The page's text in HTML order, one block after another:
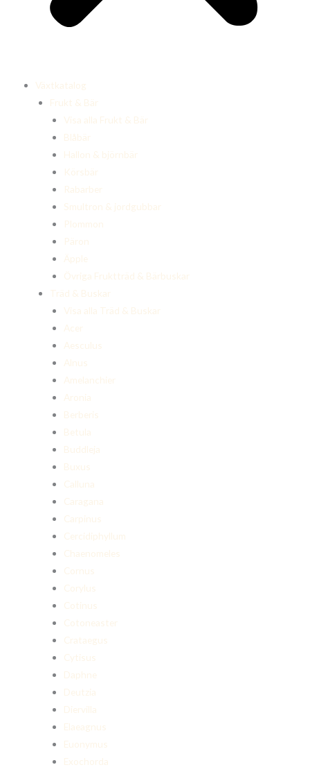
Växtkatalog
Frukt & Bär
Visa alla Frukt & Bär
Blåbär
Hallon & björnbär
Körsbär
Rabarber
Smultron & jordgubbar
Plommon
Päron
Äpple
Övriga Fruktträd & Bärbuskar
Träd & Buskar
Visa alla Träd & Buskar
Acer
Aesculus
Alnus
Amelanchier
Aronia
Berberis
Betula
Buddleja
Buxus
Calluna
Caragana
Carpinus
Cercidiphyllum
Chaenomeles
Cornus
Corylus
Cotinus
Cotoneaster
Crataegus
Cytisus
Daphne
Deutzia
Diervilla
Elaeagnus
Euonymus
Exochorda